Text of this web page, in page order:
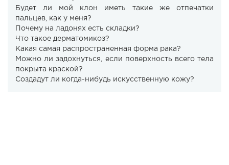
Будет ли мой клон иметь такие же отпечатки
пальцев, как у меня?
Почему на ладонях есть складки?
Что такое дерматомикоз?
Какая самая распространенная форма рака?
Можно ли задохнуться, если поверхность всего тела
покрыта краской?
Создадут ли когда-нибудь искусственную кожу?